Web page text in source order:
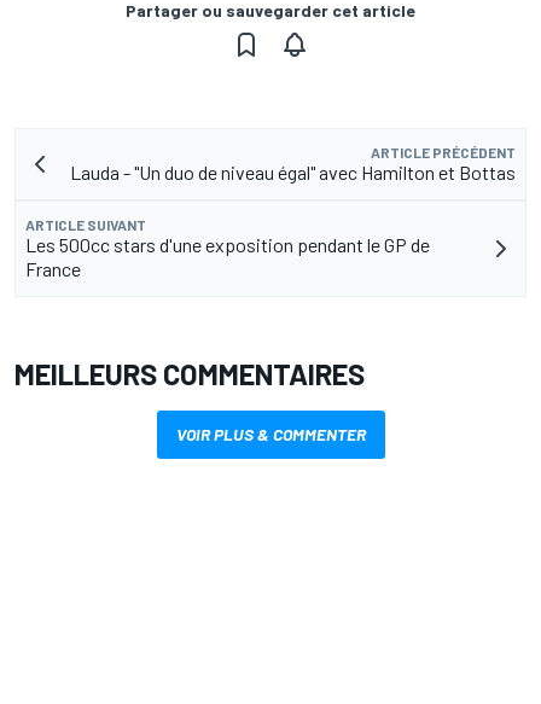
Partager ou sauvegarder cet article
ARTICLE PRÉCÉDENT
Lauda - "Un duo de niveau égal" avec Hamilton et Bottas
ARTICLE SUIVANT
Les 500cc stars d'une exposition pendant le GP de
France
MEILLEURS COMMENTAIRES
VOIR PLUS & COMMENTER